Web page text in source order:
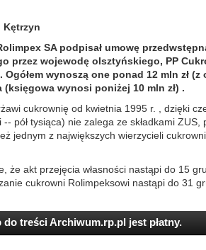
Kętrzyn
SA podpisał umowę
przez wojewodę olsztyńskiego, PP
Ogółem wynoszą one ponad 12 mln zł
wynosi poniżej 10 mln zł) .
cukrownię od kwietnia 1995 r. , dzięki
pół tysiąca) nie zalega ze składkami ZUS,
jednym z największych wierzycieli
że akt przejęcia własności nastąpi do 15
cukrowni Rolimpeksowi nastąpi do 31
do treści Archiwum.rp.pl jest płatny.